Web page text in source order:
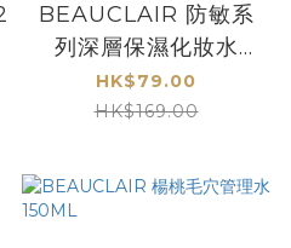
BEAUCLAIR 防敏系
列深層保濕化妝水
150ML
HK$79.00
HK$169.00